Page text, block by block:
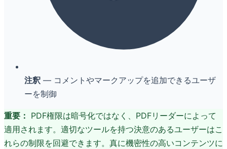
注釈 — コメントやマークアップを追加できるユーザ
ーを制御
重要： PDF権限は暗号化ではなく、PDFリーダーによって
適用されます。適切なツールを持つ決意のあるユーザーはこ
れらの制限を回避できます。真に機密性の高いコンテンツに